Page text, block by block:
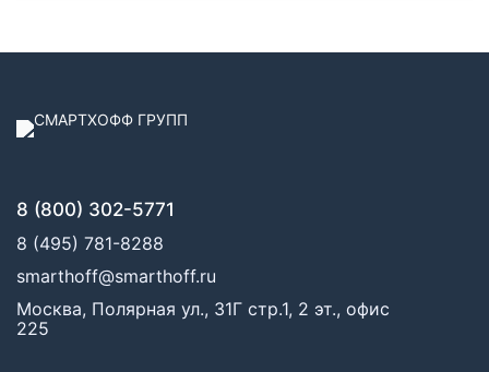
8 (800) 302-5771
8 (495) 781-8288
smarthoff@smarthoff.ru
Москва, Полярная ул., 31Г стр.1, 2 эт., офис
225